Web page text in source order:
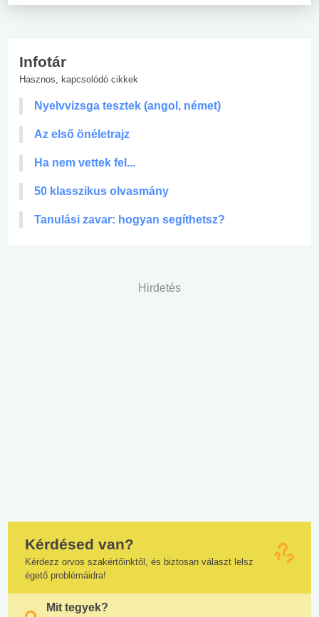
Infotár
Hasznos, kapcsolódó cikkek
Nyelvvizsga tesztek (angol, német)
Az első önéletrajz
Ha nem vettek fel...
50 klasszikus olvasmány
Tanulási zavar: hogyan segíthetsz?
Hirdetés
Kérdésed van?
Kérdezz orvos szakértőinktől, és biztosan választ lelsz
égető problémáidra!
Mit tegyek?